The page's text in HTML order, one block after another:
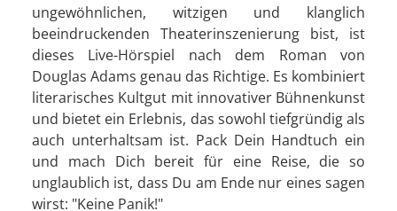
ungewöhnlichen, witzigen und klanglich
beeindruckenden Theaterinszenierung bist, ist
dieses Live-Hörspiel nach dem Roman von
Douglas Adams genau das Richtige. Es kombiniert
literarisches Kultgut mit innovativer Bühnenkunst
und bietet ein Erlebnis, das sowohl tiefgründig als
auch unterhaltsam ist. Pack Dein Handtuch ein
und mach Dich bereit für eine Reise, die so
unglaublich ist, dass Du am Ende nur eines sagen
wirst: "Keine Panik!"